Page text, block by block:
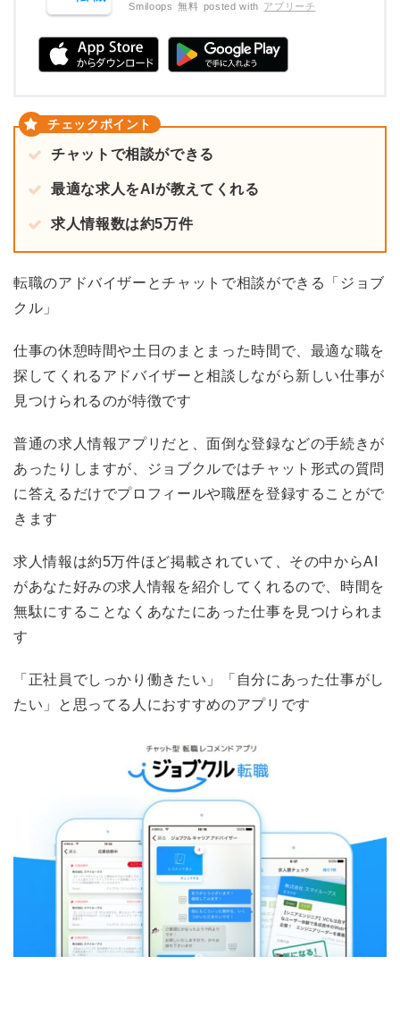
Smiloops 無料 posted with アプリーチ
チャットで相談ができる
最適な求人をAIが教えてくれる
求人情報数は約5万件
転職のアドバイザーとチャットで相談ができる「ジョブ
クル」
仕事の休憩時間や土日のまとまった時間で、最適な職を
探してくれるアドバイザーと相談しながら新しい仕事が
見つけられるのが特徴です
普通の求人情報アプリだと、面倒な登録などの手続きが
あったりしますが、ジョブクルではチャット形式の質問
に答えるだけでプロフィールや職歴を登録することがで
きます
求人情報は約5万件ほど掲載されていて、その中からAI
があなた好みの求人情報を紹介してくれるので、時間を
無駄にすることなくあなたにあった仕事を見つけられま
す
「正社員でしっかり働きたい」「自分にあった仕事がし
たい」と思ってる人におすすめのアプリです